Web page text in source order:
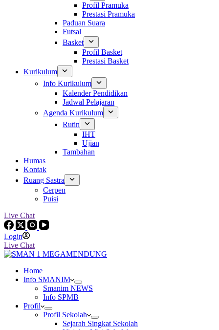
Profil Pramuka
Prestasi Pramuka
Paduan Suara
Futsal
Basket
Profil Basket
Prestasi Basket
Kurikulum
Info Kurikulum
Kalender Pendidikan
Jadwal Pelajaran
Agenda Kurikulum
Rutin
IHT
Ujian
Tambahan
Humas
Kontak
Ruang Sastra
Cerpen
Puisi
Live Chat
Login
Live Chat
Home
Info SMANIM
Smanim NEWS
Info SPMB
Profil
Profil Sekolah
Sejarah Singkat Sekolah